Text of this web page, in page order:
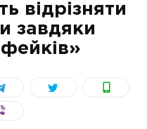
відрізняти
завдяки